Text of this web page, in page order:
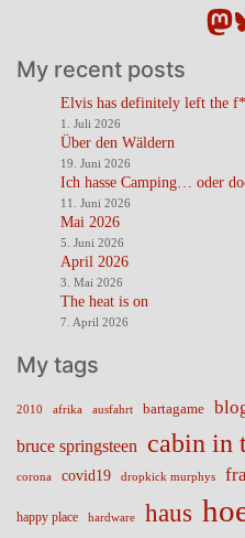
My recent posts
Elvis has definitely left the
1. Juli 2026
Über den Wäldern
19. Juni 2026
Ich hasse Camping… oder
11. Juni 2026
Mai 2026
5. Juni 2026
April 2026
3. Mai 2026
The heat is on
7. April 2026
My tags
2010 afrika ausfahrt bartagame
bruce springsteen cabin in
corona covid19 dropkick murphys
happy place hardware haus